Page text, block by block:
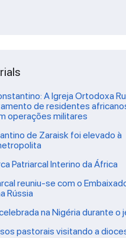
A Igreja Ortodoxa
de residentes
operações militares
de Zaraisk foi elevado à
Patriarcal Interino da África
reuniu-se com o
Rússia
na Nigéria durante o
pastorais visitando a